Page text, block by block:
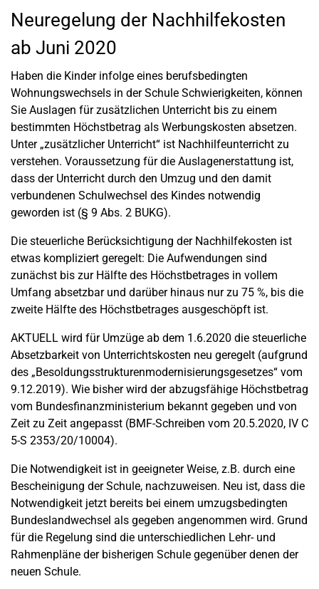
Neuregelung der Nachhilfekosten
ab Juni 2020
Haben die Kinder infolge eines berufsbedingten
Wohnungswechsels in der Schule Schwierigkeiten, können
Sie Auslagen für zusätzlichen Unterricht bis zu einem
bestimmten Höchstbetrag als Werbungskosten absetzen.
Unter „zusätzlicher Unterricht“ ist Nachhilfeunterricht zu
verstehen. Voraussetzung für die Auslagenerstattung ist,
dass der Unterricht durch den Umzug und den damit
verbundenen Schulwechsel des Kindes notwendig
geworden ist (§ 9 Abs. 2 BUKG).
Die steuerliche Berücksichtigung der Nachhilfekosten ist
etwas kompliziert geregelt: Die Aufwendungen sind
zunächst bis zur Hälfte des Höchstbetrages in vollem
Umfang absetzbar und darüber hinaus nur zu 75 %, bis die
zweite Hälfte des Höchstbetrages ausgeschöpft ist.
AKTUELL wird für Umzüge ab dem 1.6.2020 die steuerliche
Absetzbarkeit von Unterrichtskosten neu geregelt (aufgrund
des „Besoldungsstrukturenmodernisierungsgesetzes“ vom
9.12.2019). Wie bisher wird der abzugsfähige Höchstbetrag
vom Bundesfinanzministerium bekannt gegeben und von
Zeit zu Zeit angepasst (BMF-Schreiben vom 20.5.2020, IV C
5-S 2353/20/10004).
Die Notwendigkeit ist in geeigneter Weise, z.B. durch eine
Bescheinigung der Schule, nachzuweisen. Neu ist, dass die
Notwendigkeit jetzt bereits bei einem umzugsbedingten
Bundeslandwechsel als gegeben angenommen wird. Grund
für die Regelung sind die unterschiedlichen Lehr- und
Rahmenpläne der bisherigen Schule gegenüber denen der
neuen Schule.